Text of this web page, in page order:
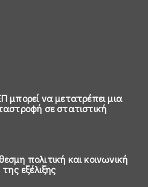
μπορεί να μετατρέπει μια
σε στατιστική
πολιτική και κοινωνική
της εξέλιξης